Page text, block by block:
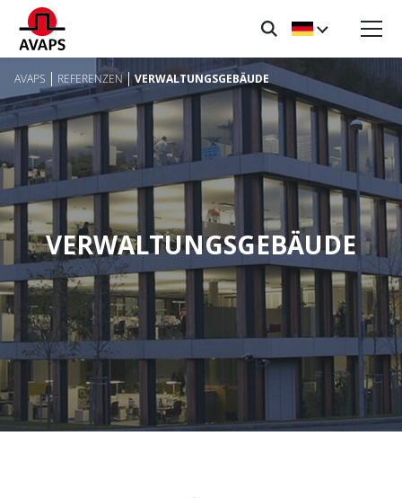
AVAPS REFERENZEN VERWALTUNGSGEBÄUDE
VERWALTUNGSGEBÄUDE